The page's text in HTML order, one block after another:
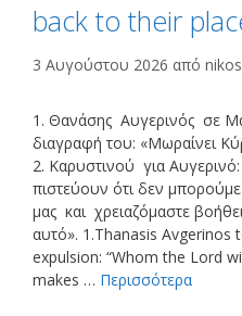
back to their
3 Αυγούστου 2026 από
1. Θανάσης Αυγερινός σε
διαγραφή του: «Μωραίνει
2. Καρυστινού για
πιστεύουν ότι δεν
μας και χρειαζόμαστε
αυτό». 1.Thanasis
expulsion: “Whom the Lord
makes … Περισσότερα